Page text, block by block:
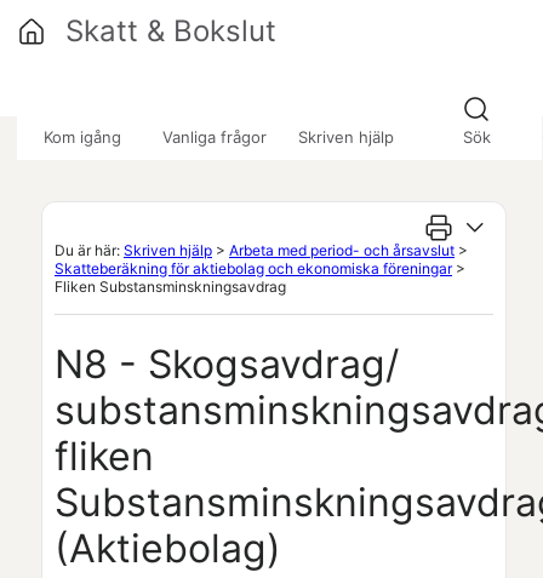
Kom igång Vanliga frågor Skriven hjälp Sök
Skatt & Bokslut
Du är här: Skriven hjälp > Arbeta med period- och årsavslut >
Skatteberäkning för aktiebolag och ekonomiska föreningar>
Fliken Substansminskningsavdrag
N8 - Skogsavdrag/
fliken
(Aktiebolag)